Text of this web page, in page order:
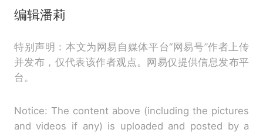
编辑潘莉
特别声明：本文为网易自媒体平台“网易号”作者上传
并发布，仅代表该作者观点。网易仅提供信息发布平
台。
Notice: The content above (including the pictures
and videos if any) is uploaded and posted by a